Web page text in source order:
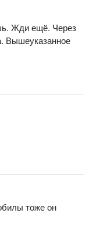
Жди ещё. Через
Вышеуказанное
тоже он